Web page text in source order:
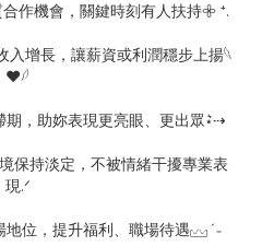
作機會，關鍵時刻有人扶持𖧷 ⁺.
增長，讓薪資或利潤穩步上揚𓆩
❤︎𓆪
，助妳表現更亮眼、更出眾⋆͛⇢
保持淡定，不被情緒干擾專業表
現.ᐟ
位，提升福利、職場待遇𓈊ˊ˗